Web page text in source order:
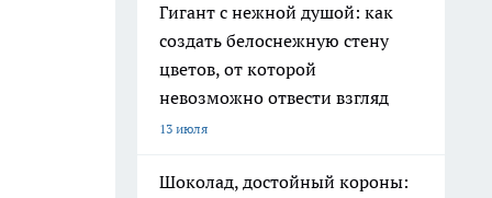
Гигант с нежной душой: как
создать белоснежную стену
цветов, от которой
невозможно отвести взгляд
13 июля
Шоколад, достойный короны: